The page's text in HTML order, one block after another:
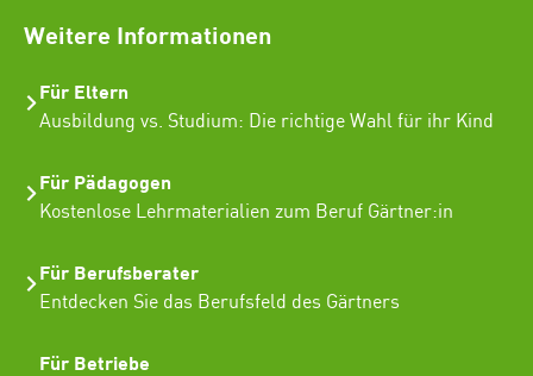
Weitere Informationen
Für Eltern
Ausbildung vs. Studium: Die richtige Wahl für ihr Kind
Für Pädagogen
Kostenlose Lehrmaterialien zum Beruf Gärtner:in
Für Berufsberater
Entdecken Sie das Berufsfeld des Gärtners
Für Betriebe